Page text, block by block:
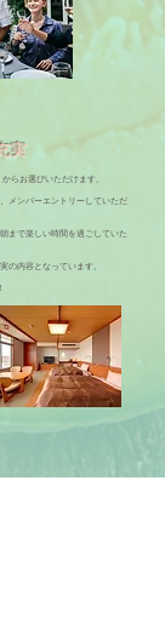
実
らお選びいただけます。
メンバーエントリーしていただ
まで楽しい時間を過ごしていた
の内容となっています。​